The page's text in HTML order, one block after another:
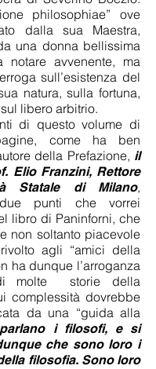
philosophiae” ove
dalla sua Maestra,
una donna bellissima
notare avvenente, ma
sull’esistenza del
natura, sulla fortuna,
libero arbitrio.
di questo volume di
come ha ben
della Prefazione, il
Elio Franzini, Rettore
Statale di Milano,
punti che vorrei
libro di Paninforni, che
non soltanto piacevole
agli “amici della
ha dunque l’arroganza
molte storie della
complessità dovrebbe
da una “guida alla
i filosofi, e si
che sono loro i
filosofia. Sono loro